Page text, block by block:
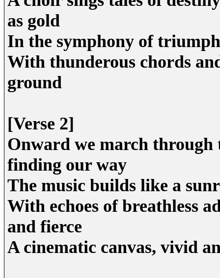
as gold
In the symphony of
With thunderous chords
ground
[Verse 2]
Onward we march through
finding our way
The music builds like a
With echoes of breathless
and fierce
A cinematic canvas, vivid